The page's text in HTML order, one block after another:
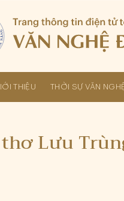
THIỆU THỜI SỰ VĂN
Lưu